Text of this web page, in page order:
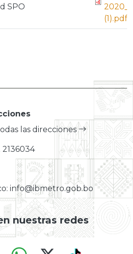
SPO
(1).pdf
las direcciones
2136034
info@ibmetro.gob.bo
nuestras redes